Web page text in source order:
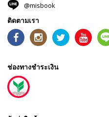
@misbook
ติดตามเรา
ช่องทางชำระเงิน